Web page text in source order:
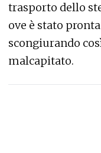
trasporto dello
ove è stato
scongiurando
malcapitato.